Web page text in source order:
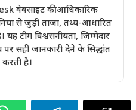
वेबसाइट की आधिकारिक
से जुड़ी ताज़ा, तथ्य-आधारित
टीम विश्वसनीयता, ज़िम्मेदार
सही जानकारी देने के सिद्धांत
है।